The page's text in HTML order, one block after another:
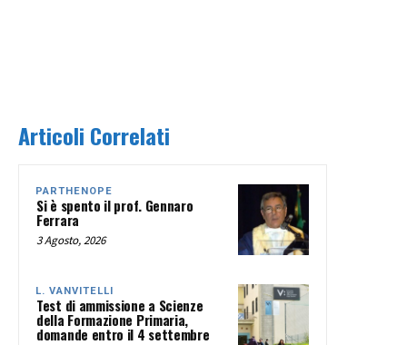
Articoli Correlati
PARTHENOPE
Si è spento il prof. Gennaro
Ferrara
3 Agosto, 2026
L. VANVITELLI
Test di ammissione a Scienze
della Formazione Primaria,
domande entro il 4 settembre